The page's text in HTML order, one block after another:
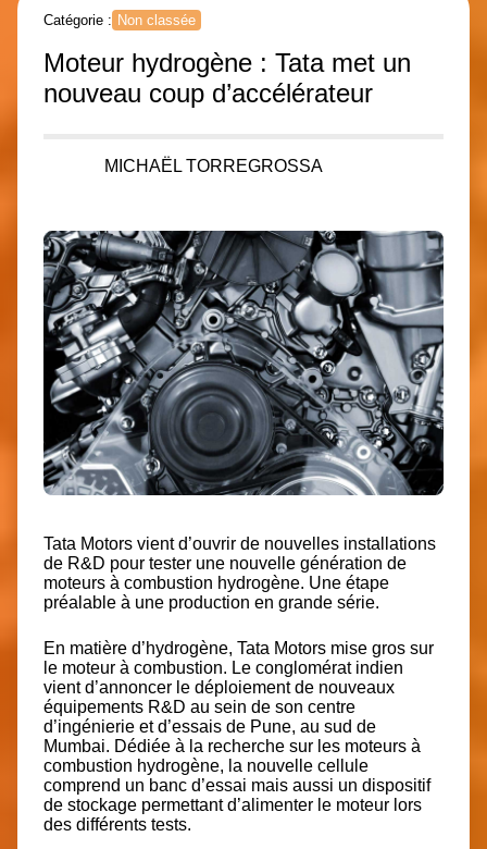
Catégorie : Non classée
Moteur hydrogène : Tata met un
nouveau coup d’accélérateur
MICHAËL TORREGROSSA
Tata Motors vient d’ouvrir de nouvelles installations
de R&D pour tester une nouvelle génération de
moteurs à combustion hydrogène. Une étape
préalable à une production en grande série.
En matière d’hydrogène, Tata Motors mise gros sur
le moteur à combustion. Le conglomérat indien
vient d’annoncer le déploiement de nouveaux
équipements R&D au sein de son centre
d’ingénierie et d’essais de Pune, au sud de
Mumbai. Dédiée à la recherche sur les moteurs à
combustion hydrogène, la nouvelle cellule
comprend un banc d’essai mais aussi un dispositif
de stockage permettant d’alimenter le moteur lors
des différents tests.